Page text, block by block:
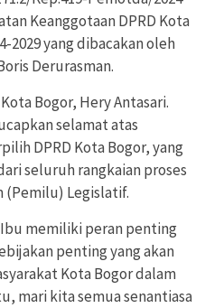
Keanggotaan DPRD Kota
2029 yang dibacakan oleh
Derurasman.
Bogor, Hery Antasari.
selamat atas
DPRD Kota Bogor, yang
seluruh rangkaian proses
(Pemilu) Legislatif.
memiliki peran penting
penting yang akan
Kota Bogor dalam
mari kita semua senantiasa